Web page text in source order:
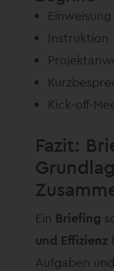
Einweisung
Instruktion
Kick-off-
Fazit:
Ein Briefing
und Effizienz
Aufgaben